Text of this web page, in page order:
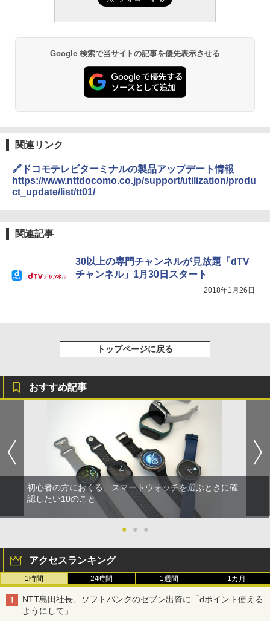
Google 検索で当サイトの記事を優先表示させる
関連リンク
🔗ドコモテレビターミナルの製品アップデート情報
https://www.nttdocomo.co.jp/support/utilization/produ
ct_update/list/tt01/
関連記事
30以上の専門チャンネルが見放題「dTV
チャンネル」1月30日スタート
2018年1月26日
トップページに戻る
おすすめ記事
初心者の方におくる、スマートウォッチを選ぶときに確
認したい10のこと
● ● ●
アクセスランキング
1時間 24時間 1週間 1カ月
NTT島田社長、ソフトバンクのセブン出資に「dポイント使える
ようにして」